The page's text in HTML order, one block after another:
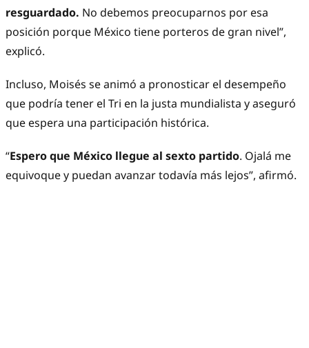
resguardado. No debemos preocuparnos por esa
posición porque México tiene porteros de gran nivel”,
explicó.
Incluso, Moisés se animó a pronosticar el desempeño
que podría tener el Tri en la justa mundialista y aseguró
que espera una participación histórica.
“Espero que México llegue al sexto partido. Ojalá me
equivoque y puedan avanzar todavía más lejos”, afirmó.